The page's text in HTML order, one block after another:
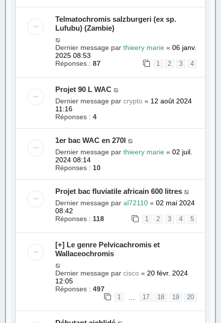
Telmatochromis salzburgeri (ex sp.
Lufubu) (Zambie)
Dernier message parthieery marie «06 janv.
2025 08:53
Réponses :87 1 2 3 4
Projet 90 L WAC
Dernier message parcrypto « 12 août 2024
11:16
Réponses :4
1er bac WAC en 270l
Dernier message parthieery marie «02 juil.
2024 08:14
Réponses : 10
Projet bac fluviatile africain 600 litres
Dernier message paral72110 «02 mai 2024
08:42
Réponses : 118 1 2 3 4 5
[+] Le genre Pelvicachromis et
Wallaceochromis
Dernier message parcisco « 20 févr. 2024
12:05
Réponses :497
1 … 17 18 19 20